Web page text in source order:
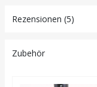
Rezensionen (5)
Zubehör